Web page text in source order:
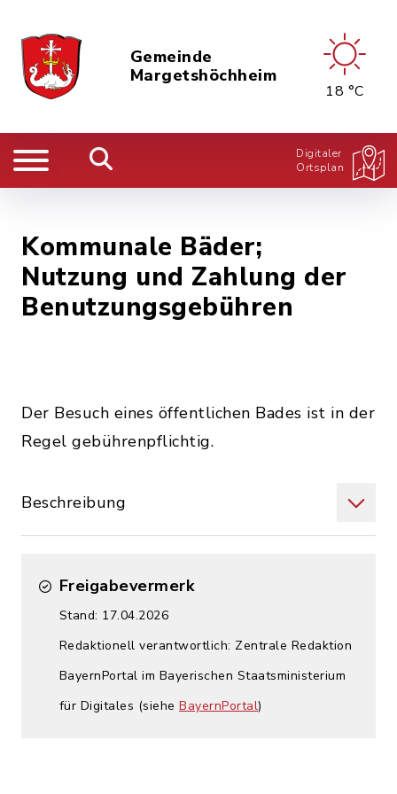
Gemeinde
Margetshöchheim
18 °C
Digitaler
Ortsplan
Kommunale Bäder;
Nutzung und Zahlung der
Benutzungsgebühren
Der Besuch eines öffentlichen Bades ist in der
Regel gebührenpflichtig.
Beschreibung
Freigabevermerk
Stand: 17.04.2026
Redaktionell verantwortlich: Zentrale Redaktion
BayernPortal im Bayerischen Staatsministerium
für Digitales (siehe BayernPortal)